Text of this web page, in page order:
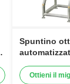
Spuntino
Ottieni il